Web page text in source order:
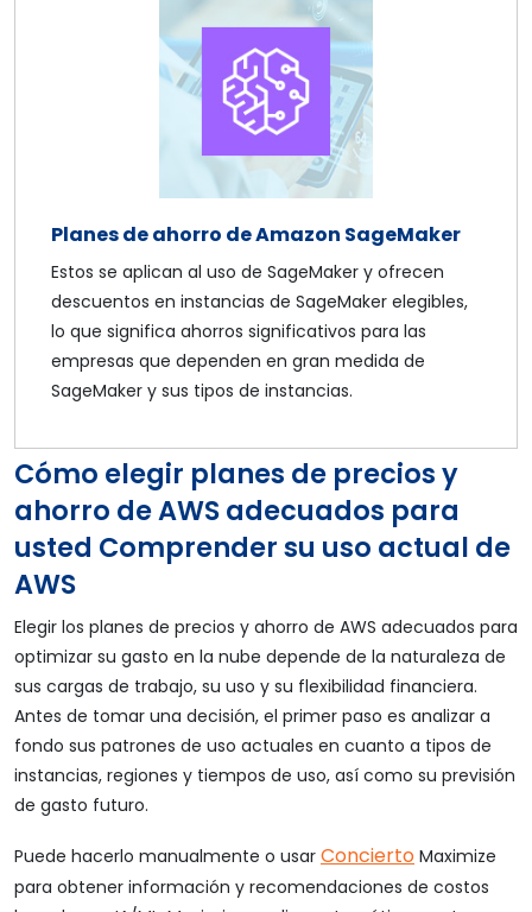
Planes de ahorro de Amazon SageMaker
Estos se aplican al uso de SageMaker y ofrecen
descuentos en instancias de SageMaker elegibles,
lo que significa ahorros significativos para las
empresas que dependen en gran medida de
SageMaker y sus tipos de instancias.
Cómo elegir planes de precios y
ahorro de AWS adecuados para
usted Comprender su uso actual de
AWS
Elegir los planes de precios y ahorro de AWS adecuados para
optimizar su gasto en la nube depende de la naturaleza de
sus cargas de trabajo, su uso y su flexibilidad financiera.
Antes de tomar una decisión, el primer paso es analizar a
fondo sus patrones de uso actuales en cuanto a tipos de
instancias, regiones y tiempos de uso, así como su previsión
de gasto futuro.
Puede hacerlo manualmente o usar Concierto Maximize
para obtener información y recomendaciones de costos